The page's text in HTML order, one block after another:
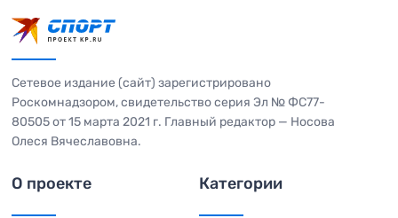
Сетевое издание (сайт) зарегистрировано
Роскомнадзором, свидетельство серия Эл № ФС77-
80505 от 15 марта 2021 г. Главный редактор — Носова
Олеся Вячеславовна.
О проекте Категории